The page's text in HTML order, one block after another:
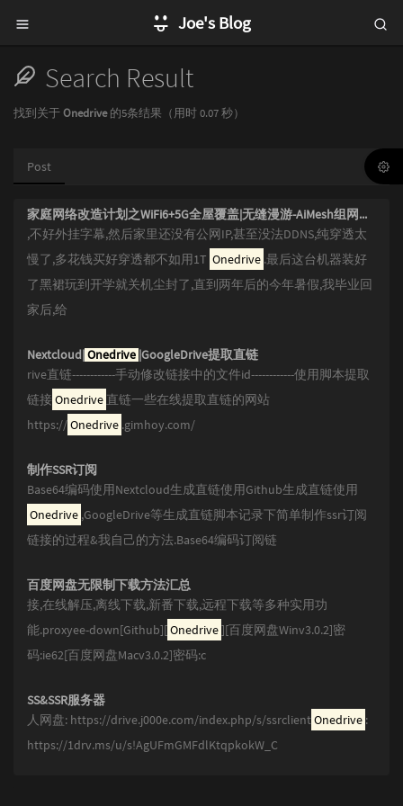
Joe's Blog
Search Result
找到关于Onedrive的5条结果（用时 0.07 秒）
Post
家庭网络改造计划之WiFi6+5G全屋覆盖|无缝漫游-AiMesh组网实战
,不好外挂字幕,然后家里还没有公网IP,甚至没法DDNS,纯穿透太
慢了,多花钱买好穿透都不如用1T Onedrive .最后这台机器装好
了黑裙玩到开学就关机尘封了,直到两年后的今年暑假,我毕业回
家后,给
Nextcloud|Onedrive |GoogleDrive提取直链
rive直链------------手动修改链接中的文件id------------使用脚本提取
链接 Onedrive 直链一些在线提取直链的网站
https://Onedrive .gimhoy.com/
制作SSR订阅
Base64编码使用Nextcloud生成直链使用Github生成直链使用
Onedrive ,GoogleDrive等生成直链脚本记录下简单制作ssr订阅
链接的过程&我自己的方法.Base64编码订阅链
百度网盘无限制下载方法汇总
接,在线解压,离线下载,新番下载,远程下载等多种实用功
能.proxyee-down[Github][Onedrive][百度网盘Winv3.0.2]密
码:ie62[百度网盘Macv3.0.2]密码:c
SS&SSR服务器
人网盘: https://drive.j000e.com/index.php/s/ssrclientOnedrive :
https://1drv.ms/u/s!AgUFmGMFdlKtqpkokW_C